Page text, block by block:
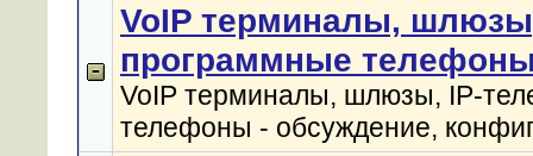
VoIP терминалы,
программные
VoIP терминалы, шлюзы, IP-
телефоны - обсуждение,